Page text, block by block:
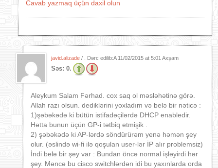
Cavab yazmaq üçün daxil olun
javid.alizade / . Dərc edilib:A 11/02/2015 at 5:01 Axşam
Səs: 0.
Aleykum Salam Fərhad. cox saq ol məsləhətinə görə.
Allah razı olsun. dediklərini yoxladım və belə bir nəticə :
1)şəbəkədə ki bütün istifadəçilərdə DHCP enabledir.
Hətta bunun üçün GP-i tətbiq etmişik .
2) şəbəkədə ki AP-lərdə söndürürəm yenə həmən şey
olur. (əslində wi-fi ilə qoşulan user-lər İP alır problemsiz)
İndi belə bir şey var : Bundan öncə normal işləyirdi hər
şey. Məncə bu cisco switchlərdən idi bu yaxınlarda orda